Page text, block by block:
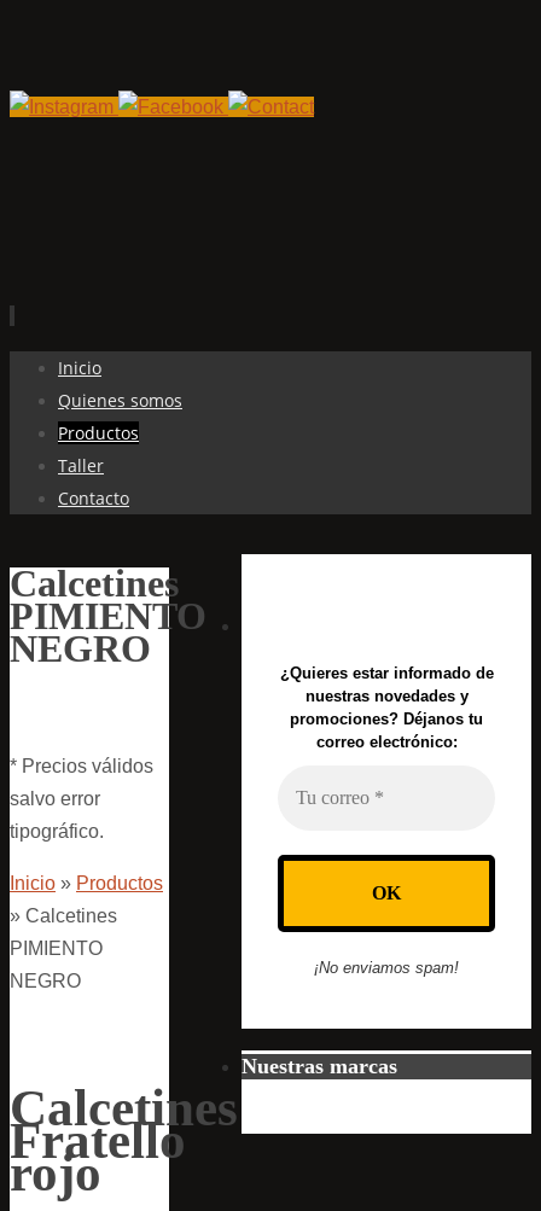
contenido
Inicio
Quienes somos
Productos
Taller
Contacto
Calcetines
PIMIENTO
NEGRO
* Precios válidos
salvo error
tipográfico.
Inicio » Productos
» Calcetines
PIMIENTO
NEGRO
Calcetines
Fratello
rojo
¿Quieres estar informado de
nuestras novedades y
promociones? Déjanos tu
correo electrónico:
¡No enviamos spam!
Nuestras marcas